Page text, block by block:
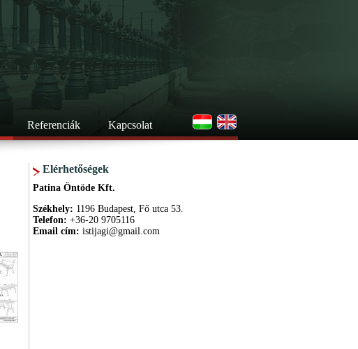
Referenciák Kapcsolat
Elérhetőségek
Patina Öntöde Kft.
Székhely: 1196 Budapest, Fő utca 53.
Telefon: +36-20 9705116
Email cím: istijagi@gmail.com